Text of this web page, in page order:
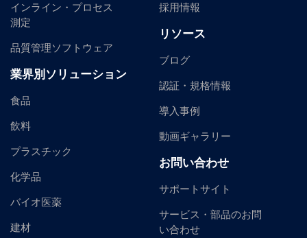
インライン・プロセス
測定
品質管理ソフトウェア
業界別ソリューション
食品
飲料
プラスチック
化学品
バイオ医薬
建材
採用情報
リソース
ブログ
認証・規格情報
導入事例
動画ギャラリー
お問い合わせ
サポートサイト
サービス・部品のお問
い合わせ